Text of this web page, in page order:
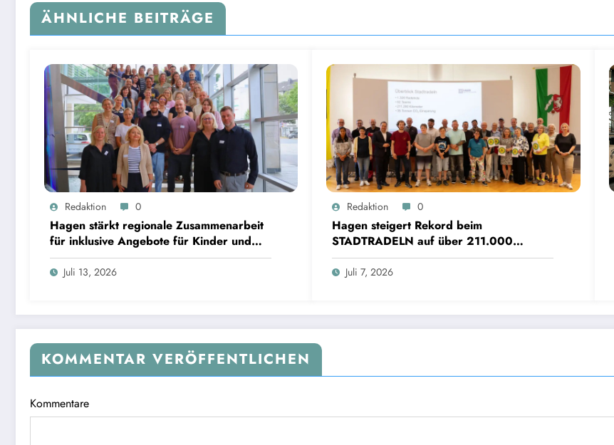
ÄHNLICHE BEITRÄGE
Redaktion 0
Hagen stärkt regionale Zusammenarbeit
für inklusive Angebote für Kinder und
Jugendliche
Juli 13, 2026
Redaktion 0
Hagen steigert Rekord beim
STADTRADELN auf über 211.000
Kilometer und spart 35 Tonnen CO2
Juli 7, 2026
KOMMENTAR VERÖFFENTLICHEN
Kommentare